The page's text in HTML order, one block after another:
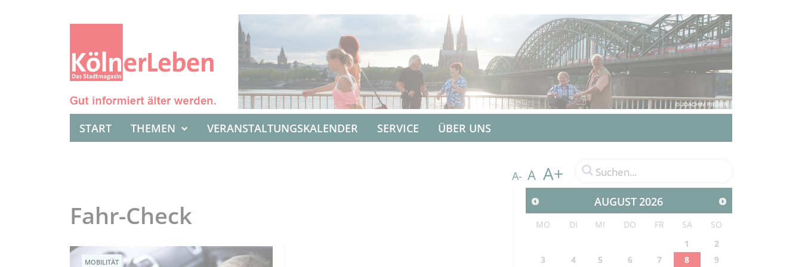
START THEMEN VERANSTALTUNGSKALENDER SERVICE ÜBER UNS
A- A A+
Fahr-Check
MOBILITÄT
AUGUST2026
MO DI MI DO FR SA
SO
1
2
3
4 5 6 7 8 9